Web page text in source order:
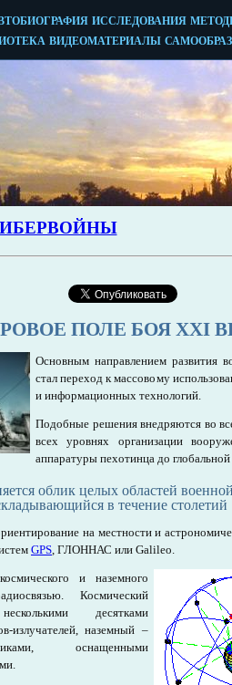
ПОЛЕ БОЯ XXI
Основным направлением развития
стал переход к массовому
и информационных технологий.
Подобные решения внедряются во
всех уровнях организации
аппаратуры пехотинца до
облик целых областей военной
в течение столетий
на местности и
GPS, ГЛОННАС или Galileo.
и наземного
Космический
десятками
излучателей, наземный –
оснащенными